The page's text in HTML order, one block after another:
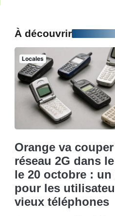
À découvrir
Locales
Orange va
réseau 2G dans
le 20 octobre : un
pour les
vieux téléphones